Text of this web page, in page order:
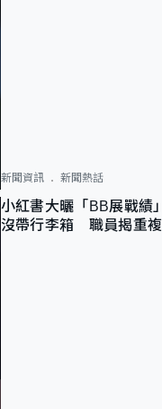
新聞資訊 新聞熱話
小紅書大曬「BB展戰
沒帶行李箱 職員揭重複